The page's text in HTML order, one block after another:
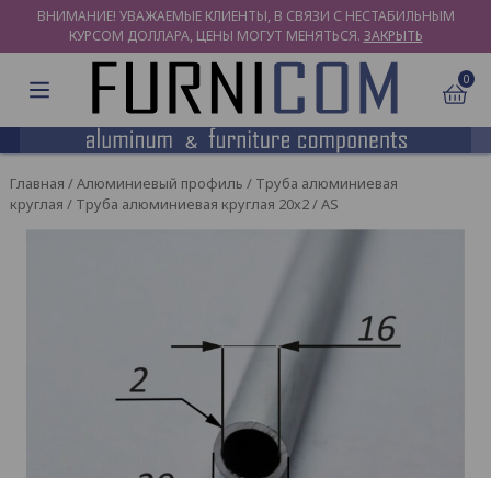
ВНИМАНИЕ! УВАЖАЕМЫЕ КЛИЕНТЫ, В СВЯЗИ С НЕСТАБИЛЬНЫМ
КУРСОМ ДОЛЛАРА, ЦЕНЫ МОГУТ МЕНЯТЬСЯ. ЗАКРЫТЬ
0
Главная /Алюминиевый профиль / Труба алюминиевая
круглая / Труба алюминиевая круглая 20х2 / AS